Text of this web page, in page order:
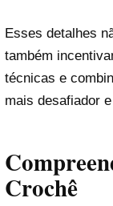
Esses detalhes
também
técnicas e
mais desafiador
Crochê